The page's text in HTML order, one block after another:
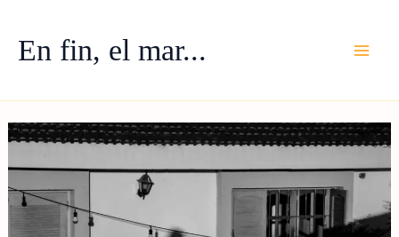
contenido
En fin, el mar...